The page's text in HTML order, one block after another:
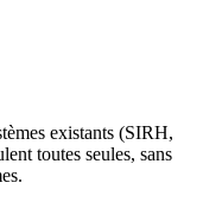
existants (SIRH,
toutes seules, sans